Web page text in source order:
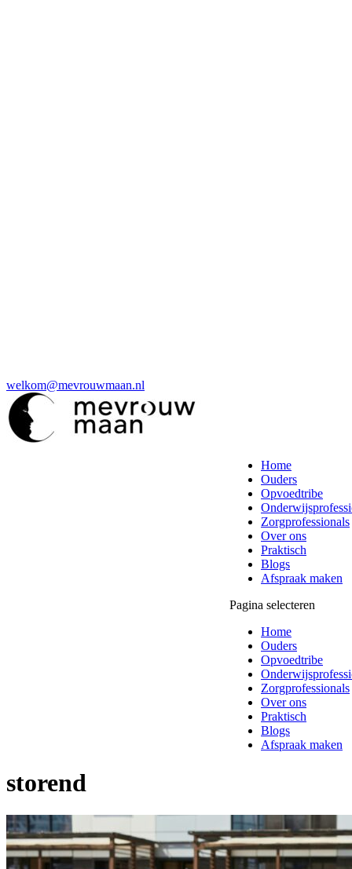
welkom@mevrouwmaan.nl
Home
Ouders
Opvoedtribe
Zorgprofessionals
Over ons
Praktisch
Blogs
Afspraak maken
Pagina selecteren
Home
Ouders
Opvoedtribe
Zorgprofessionals
Over ons
Praktisch
Blogs
Afspraak maken
storend